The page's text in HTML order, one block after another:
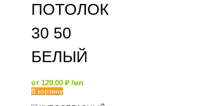
ПОТОЛОК
30 50
БЕЛЫЙ
от 129.00 ₽ /мп
В корзину